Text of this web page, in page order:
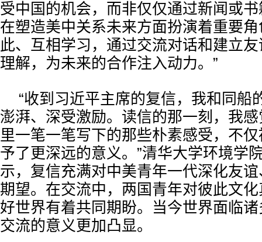
受中国的机会，而非仅仅通过新闻或
在塑造美中关系未来方面扮演着重要
此、互相学习，通过交流对话和建立
理解，为未来的合作注入动力。”
“收到习近平主席的复信，我和同船
澎湃、深受激励。读信的那一刻，我
里一笔一笔写下的那些朴素感受，不
予了更深远的意义。”清华大学环境学
示，复信充满对中美青年一代深化友
期望。在交流中，两国青年对彼此文
好世界有着共同期盼。当今世界面临
交流的意义更加凸显。